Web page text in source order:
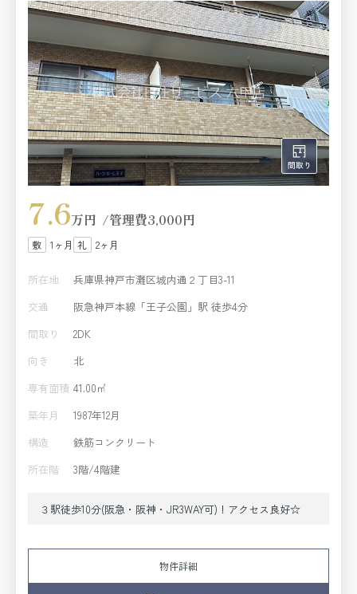
7.6万円 管理費3,000円
1ヶ月 2ヶ月
所在地
兵庫県神戸市灘区城内通２丁目3-11
交通
阪急神戸本線「王子公園」駅 徒歩4分
間取り
2DK
向き
北
専有面積 41.00㎡
築年月
1987年12月
構造
鉄筋コンクリート
所在階
3階/4階建
３駅徒歩10分(阪急・阪神・JR3WAY可)！アクセス良好☆
物件詳細